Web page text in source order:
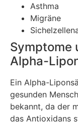
Asthma
Migräne
Symptome
Alpha-
Ein Alpha-
gesunden
bekannt, da der
das Antioxidans